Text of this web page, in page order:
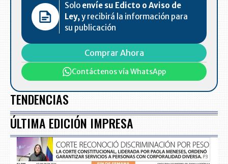
Solo envíe su Edicto o Aviso de
Ley,y recibirá la información para
su publicación
Comprar Ahora
Contáctenos vía WhatsApp
TENDENCIAS
ÚLTIMA EDICIÓN IMPRESA